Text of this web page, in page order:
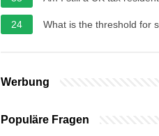
24 What is the threshold for
Werbung
Populäre Fragen